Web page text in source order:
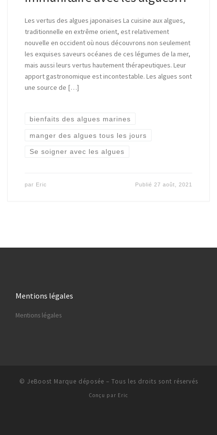
Les vertus des algues japonaises La cuisine aux algues,
traditionnelle en extrême orient, est relativement
nouvelle en occident où nous découvrons non seulement
les exquises saveurs océanes de ces légumes de la mer,
mais aussi leurs vertus hautement thérapeutiques. Leur
apport gastronomique est incontestable. Les algues sont
une source de […]
bienfaits des algues marines
manger des algues tous les jours
Se soigner avec les algues
par Eric Publié 27 août, 2021
Mentions légales
Mentions légales
© JeBoost Marque déposée – Tous les droits sont réservés
Conçu par Eric